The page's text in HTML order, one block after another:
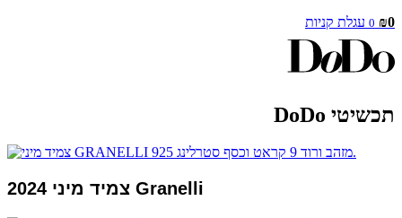
₪0
0 עגלת קניות
תכשיטי DoDo
2024 צמיד מיני Granelli